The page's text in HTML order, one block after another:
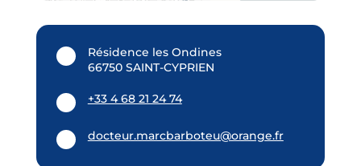
Résidence les Ondines
66750 SAINT-CYPRIEN
+33 4 68 21 24 74
docteur.marcbarboteu@orange.fr